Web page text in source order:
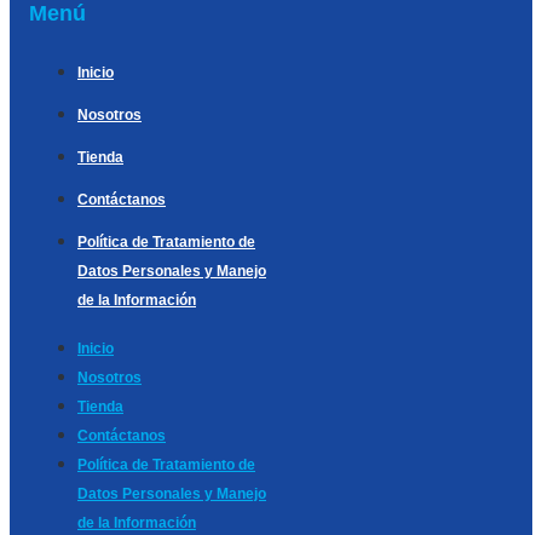
Menú
Inicio
Nosotros
Tienda
Contáctanos
Política de Tratamiento de
Datos Personales y Manejo
de la Información
Inicio
Nosotros
Tienda
Contáctanos
Política de Tratamiento de
Datos Personales y Manejo
de la Información